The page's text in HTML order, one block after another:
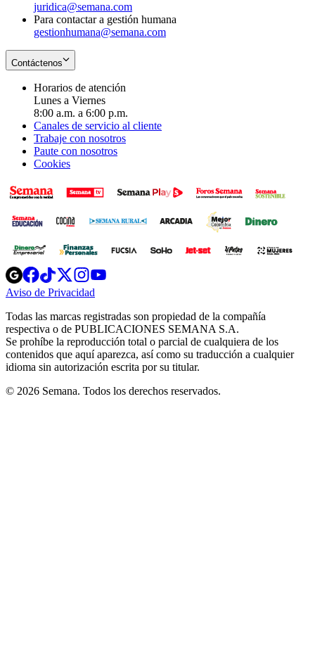
juridica@semana.com
Para contactar a gestión humana
gestionhumana@semana.com
Contáctenos
Horarios de atención
Lunes a Viernes
8:00 a.m. a 6:00 p.m.
Canales de servicio al cliente
Trabaje con nosotros
Paute con nosotros
Cookies
Opens
in
new
Opens
in
new
Opens
in
new
window
Opens
new
windowwindow
Aviso de Privacidad
new
window
Todas las marcas registradas son propiedad de la compañía
respectiva o de PUBLICACIONES SEMANA S.A.
Se prohíbe la reproducción total o parcial de cualquiera de los
contenidos que aquí aparezca, así como su traducción a cualquier
idioma sin autorización escrita por su titular.
© 2026 Semana. Todos los derechos reservados.